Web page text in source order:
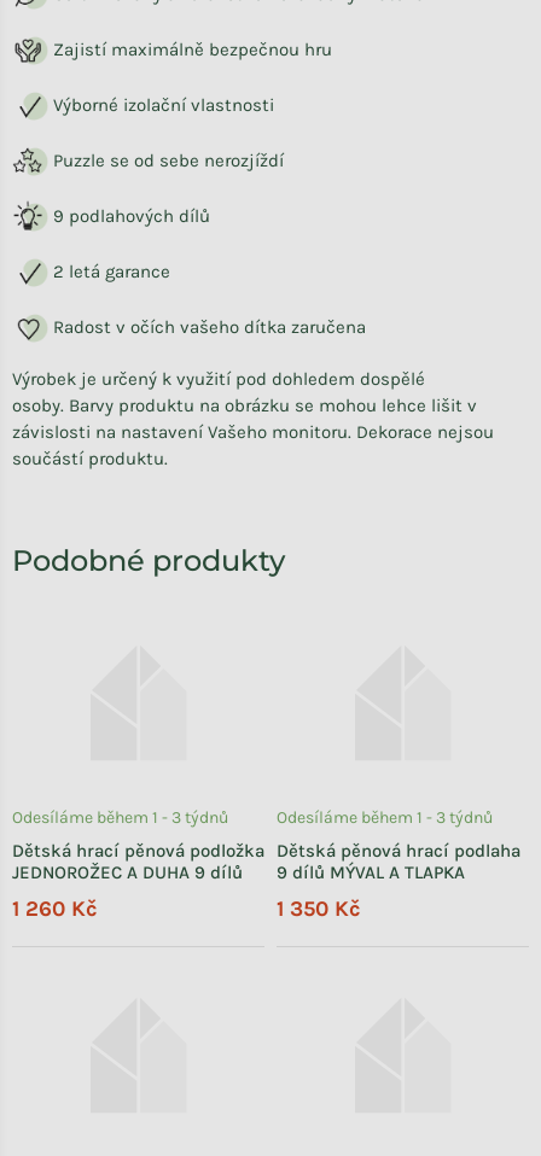
Zajistí maximálně bezpečnou hru
Výborné izolační vlastnosti
Puzzle se od sebe nerozjíždí
9 podlahových dílů
2 letá garance
Radost v očích vašeho dítka zaručena
Výrobek je určený k využití pod dohledem dospělé
osoby. Barvy produktu na obrázku se mohou lehce lišit v
závislosti na nastavení Vašeho monitoru. Dekorace nejsou
součástí produktu.
Dětská hrací pěnová podložka
JEDNOROŽEC A DUHA 9 dílů
Odesíláme během 1 - 3 týdnů
1 260 Kč
Dětská pěnová hrací podlaha
9 dílů MÝVAL A TLAPKA
Odesíláme během 1 - 3 týdnů
1 350 Kč